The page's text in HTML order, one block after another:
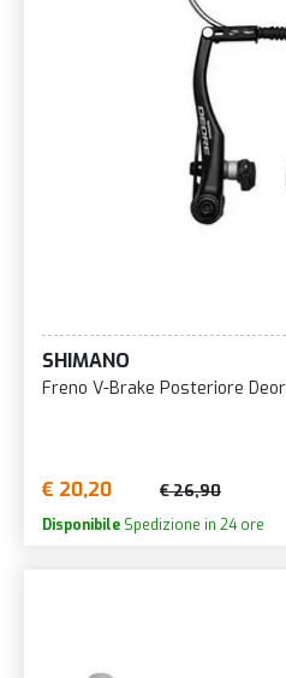
SHIMANO
Freno V-Brake Posteriore
€ 20,20 € 26,90
Disponibile Spedizione in 24 ore